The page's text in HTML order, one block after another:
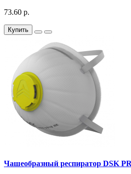
73.60 р.
Купить
Чашеобразный респиратор DSK